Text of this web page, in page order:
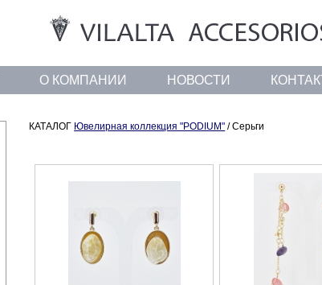
О КОМПАНИИ НОВОСТИ
КАТАЛОГ Ювелирная коллекция "PODIUM" / Серьги